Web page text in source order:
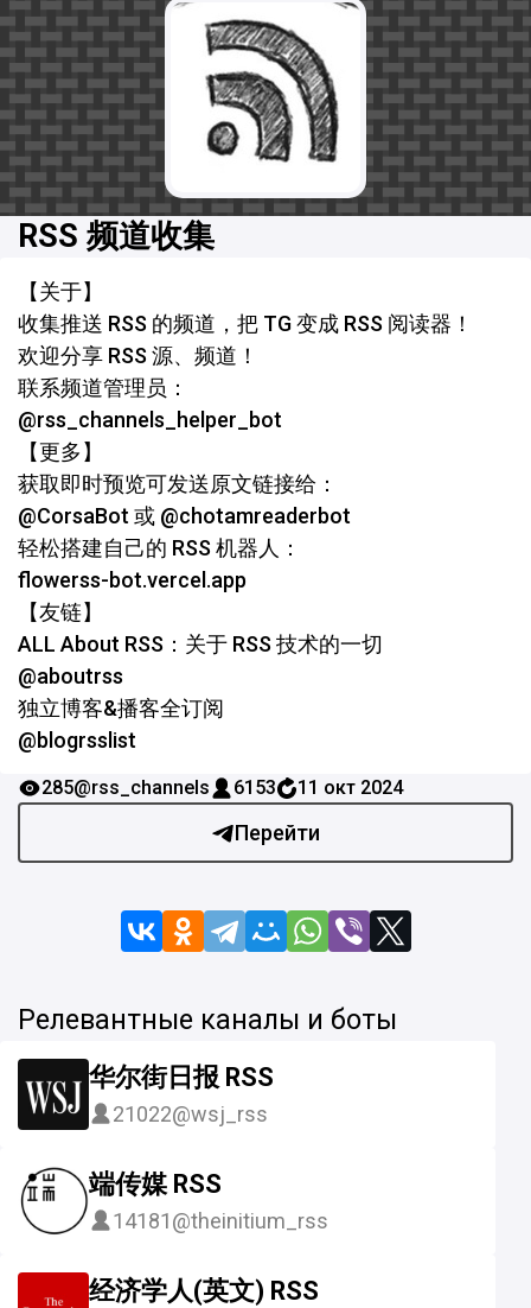
RSS 频道收集
【关于】
收集推送 RSS 的频道，把 TG 变成 RSS 阅读器！
欢迎分享 RSS 源、频道！
联系频道管理员：
@rss_channels_helper_bot
【更多】
获取即时预览可发送原文链接给：
@CorsaBot 或 @chotamreaderbot
轻松搭建自己的 RSS 机器人：
flowerss-bot.vercel.app
【友链】
ALL About RSS：关于 RSS 技术的一切
@aboutrss
独立博客&播客全订阅
@blogrsslist
Перейти
285@rss_channels 6153 11 окт 2024
Релевантные каналы и боты
华尔街日报 RSS
21022@wsj_rss
端传媒 RSS
14181@theinitium_rss
经济学人(英文) RSS